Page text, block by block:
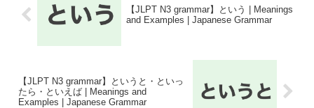
【JLPT N3 grammar】という | Meanings
and Examples | Japanese Grammar
【JLPT N3 grammar】というと・といっ
たら・といえば | Meanings and
Examples | Japanese Grammar